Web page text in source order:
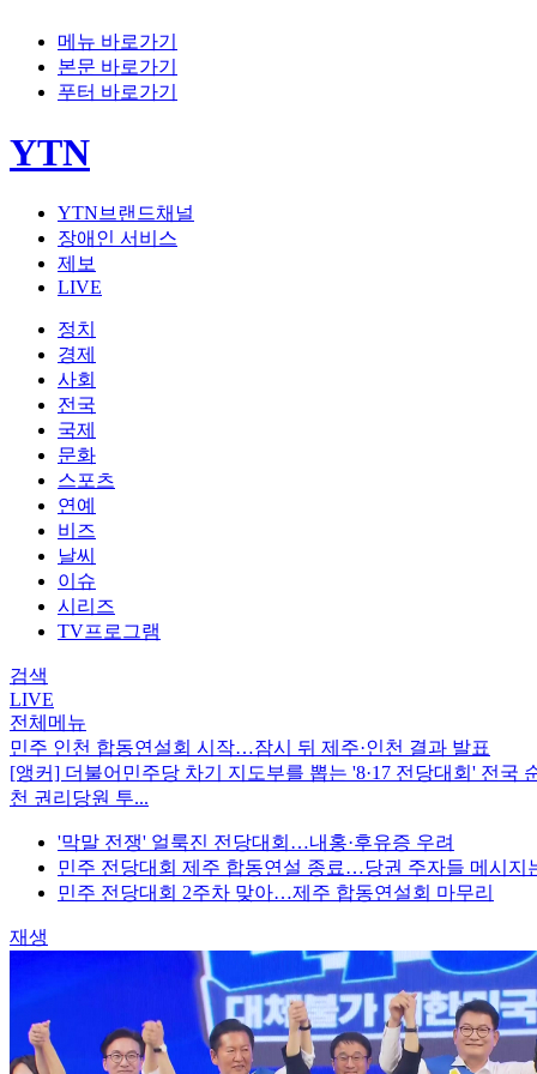
메뉴 바로가기
본문 바로가기
푸터 바로가기
YTN
YTN브랜드채널
장애인 서비스
제보
LIVE
정치
경제
사회
전국
국제
문화
스포츠
연예
비즈
날씨
이슈
시리즈
TV프로그램
검색
LIVE
전체메뉴
민주 인천 합동연설회 시작…잠시 뒤 제주·인천 결과 발표
[앵커] 더불어민주당 차기 지도부를 뽑는 '8·17 전당대회' 전
천 권리당원 투...
'막말 전쟁' 얼룩진 전당대회…내홍·후유증 우려
민주 전당대회 제주 합동연설 종료…당권 주자들 메시지
민주 전당대회 2주차 맞아…제주 합동연설회 마무리
재생